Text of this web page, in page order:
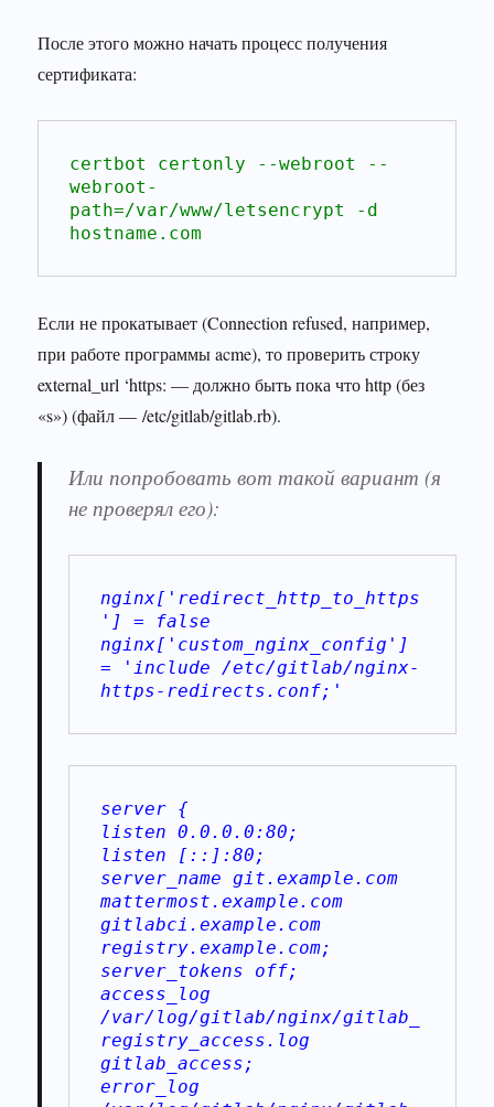
После этого можно начать процесс получения
сертификата:
certbot certonly --webroot --
webroot-
path=/var/www/letsencrypt -d
hostname.com
Если не прокатывает (Connection refused, например,
при работе программы acme), то проверить строку
external_url ‘https: — должно быть пока что http (без
«s») (файл — /etc/gitlab/gitlab.rb).
Или попробовать вот такой вариант (я
не проверял его):
nginx['redirect_http_to_https
'] = false
nginx['custom_nginx_config']
= 'include /etc/gitlab/nginx-
https-redirects.conf;'
server {
listen 0.0.0.0:80;
listen [::]:80;
server_name git.example.com
mattermost.example.com
gitlabci.example.com
registry.example.com;
server_tokens off;
access_log
/var/log/gitlab/nginx/gitlab_
registry_access.log
gitlab_access;
error_log